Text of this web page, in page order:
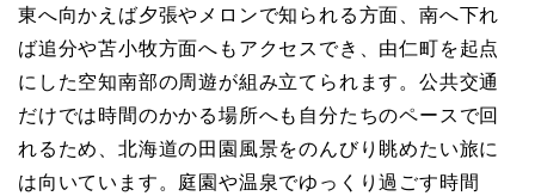
東へ向かえば夕張やメロンで知られる方面、南へ下れ
ば追分や苫小牧方面へもアクセスでき、由仁町を起点
にした空知南部の周遊が組み立てられます。公共交通
だけでは時間のかかる場所へも自分たちのペースで回
れるため、北海道の田園風景をのんびり眺めたい旅に
は向いています。庭園や温泉でゆっくり過ごす時間